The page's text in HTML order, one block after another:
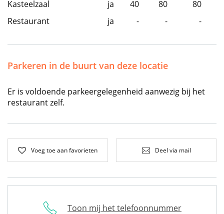
Kasteelzaal ja 40 80
80
Restaurant
ja - - -
Parkeren in de buurt van deze locatie
Er is voldoende parkeergelegenheid aanwezig bij het
restaurant zelf.
Voeg toe aan favorieten Deel via mail
Toon mij het telefoonnummer